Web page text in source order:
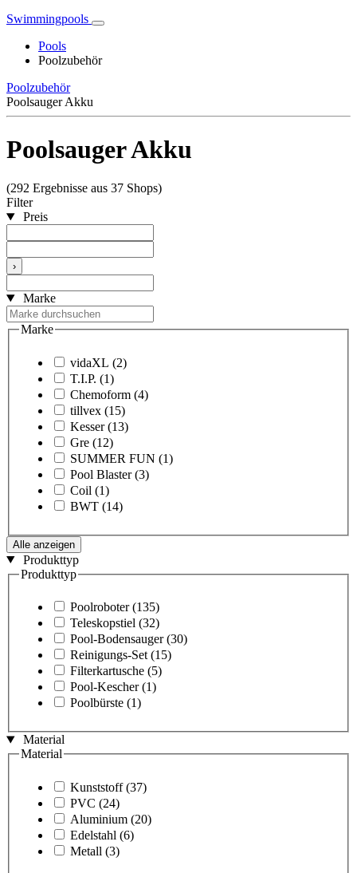
Swimmingpools
Pools
Poolzubehör
Poolzubehör
Poolsauger Akku
Poolsauger Akku
(292 Ergebnisse aus 37 Shops)
Filter
Preis
›
Marke
Marke
vidaXL (2)
T.I.P. (1)
Chemoform (4)
tillvex (15)
Kesser (13)
Gre (12)
SUMMER FUN (1)
Pool Blaster (3)
Coil (1)
BWT (14)
Alle anzeigen
Produkttyp
Produkttyp
Poolroboter (135)
Teleskopstiel (32)
Pool-Bodensauger (30)
Reinigungs-Set (15)
Filterkartusche (5)
Pool-Kescher (1)
Poolbürste (1)
Material
Material
Kunststoff (37)
PVC (24)
Aluminium (20)
Edelstahl (6)
Metall (3)